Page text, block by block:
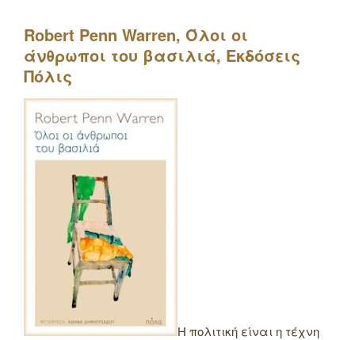
Robert Penn Warren, Όλοι οι
άνθρωποι του βασιλιά, Εκδόσεις
Πόλις
Η πολιτική είναι η τέχνη